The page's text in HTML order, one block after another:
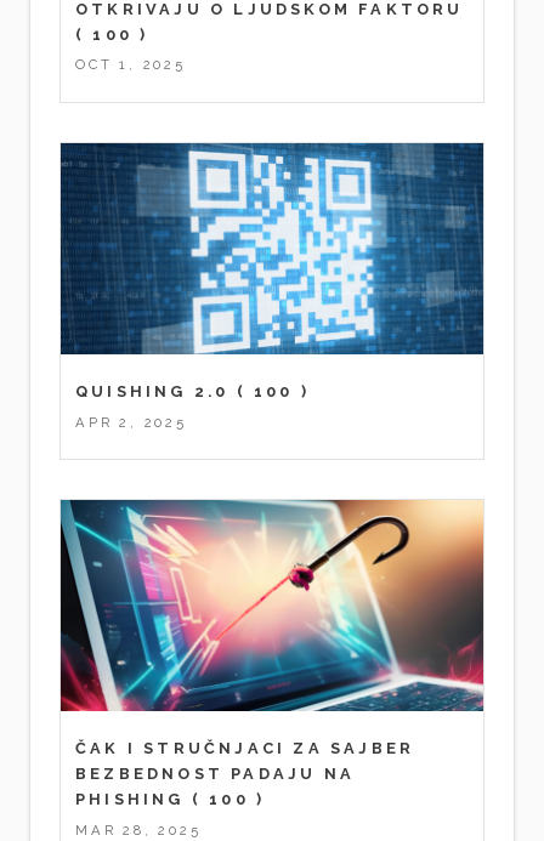
OTKRIVAJU O LJUDSKOM FAKTORU
( 100 )
OCT 1, 2025
QUISHING 2.0 ( 100 )
APR 2, 2025
ČAK I STRUČNJACI ZA SAJBER
BEZBEDNOST PADAJU NA
PHISHING
( 100 )
MAR 28, 2025